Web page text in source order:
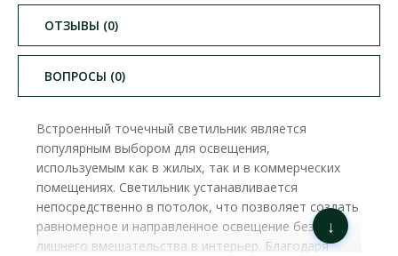
ОТЗЫВЫ (0)
ВОПРОСЫ (0)
Встроенный точечный светильник является
популярным выбором для освещения,
используемым как в жилых, так и в коммерческих
помещениях. Светильник устанавливается
непосредственно в потолок, что позволяет создать
равномерное и направленное освещение без
лишнего вмешательства в интерьер. Благодаря
↓